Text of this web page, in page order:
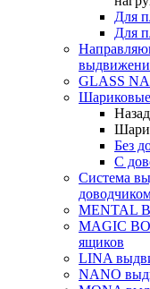
Для
Для
GLASS
Назад
Без
С
Система
MENTAL
MAGIC
ящиков
LINA
NANO